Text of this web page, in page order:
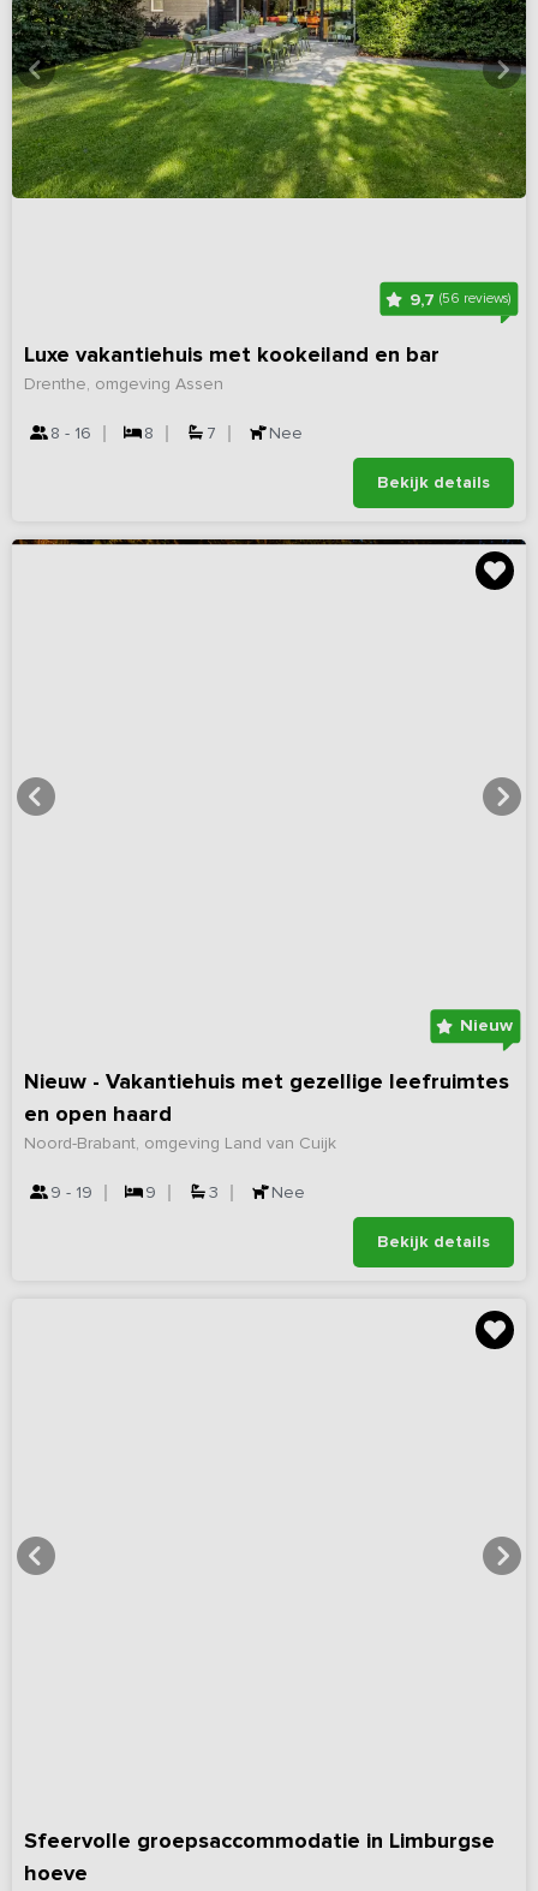
9,7 (56 reviews)
Luxe vakantiehuis met kookeiland en bar
Drenthe, omgeving Assen
8 - 16 8 7 Nee
Bekijk details
Nieuw
Nieuw - Vakantiehuis met gezellige leefruimtes
en open haard
Noord-Brabant, omgeving Land van Cuijk
9 - 19 9 3 Nee
Bekijk details
Sfeervolle groepsaccommodatie in Limburgse
hoeve